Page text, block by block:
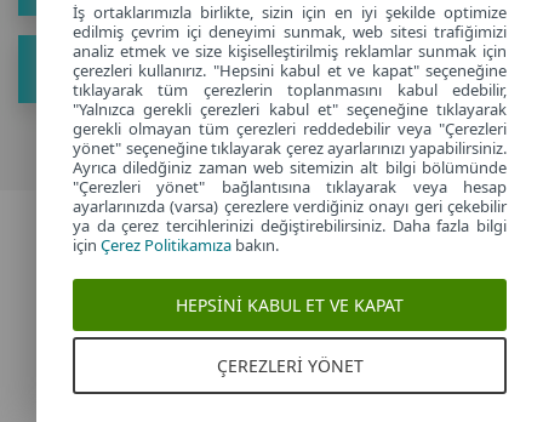
Yeni ipuçları edinin
2026 Telif Hakkı © ESET, Tüm Hakları Saklıdır |Gizlilik Politikası|
Çerezleri yönet
Turkey
İş ortaklarımızla birlikte, sizin için en iyi şekilde optimize
edilmiş çevrim içi deneyimi sunmak, web sitesi trafiğimizi
analiz etmek ve size kişiselleştirilmiş reklamlar sunmak için
çerezleri kullanırız. "Hepsini kabul et ve kapat" seçeneğine
tıklayarak tüm çerezlerin toplanmasını kabul edebilir,
"Yalnızca gerekli çerezleri kabul et" seçeneğine tıklayarak
gerekli olmayan tüm çerezleri reddedebilir veya "Çerezleri
yönet" seçeneğine tıklayarak çerez ayarlarınızı yapabilirsiniz.
Ayrıca diledğiniz zaman web sitemizin alt bilgi bölümünde
"Çerezleri yönet" bağlantısına tıklayarak veya hesap
ayarlarınızda (varsa) çerezlere verdiğiniz onayı geri çekebilir
ya da çerez tercihlerinizi değiştirebilirsiniz. Daha fazla bilgi
için Çerez Politikamıza bakın.
HEPSINI KABUL ET VE KAPAT
ÇEREZLERI YÖNET